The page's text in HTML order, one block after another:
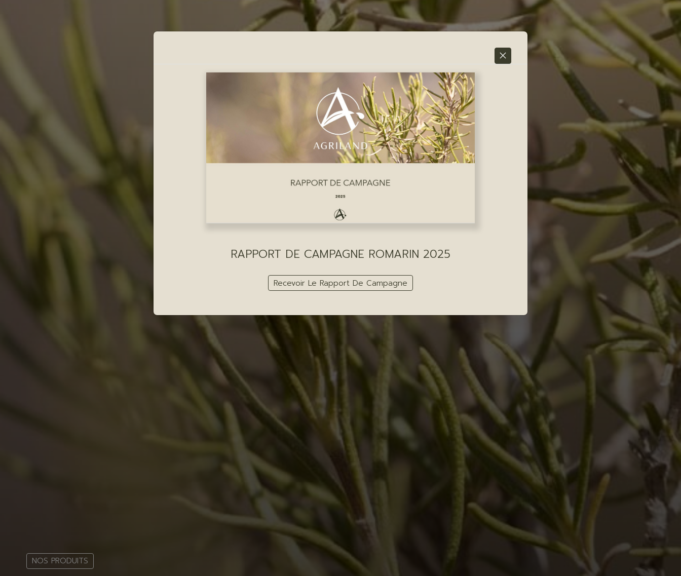
NOS PRODUITS
RAPPORT DE CAMPAGNE ROMARIN 2025
Recevoir Le Rapport De Campagne